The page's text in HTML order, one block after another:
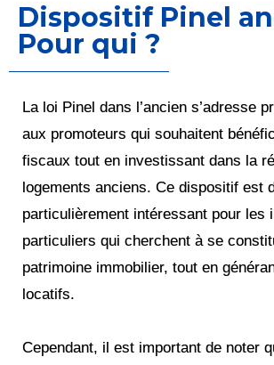
Dispositif Pinel
Pour qui ?
La loi Pinel dans l’ancien s’adresse
aux promoteurs qui souhaitent
fiscaux tout en investissant dans la
logements anciens. Ce dispositif est
particulièrement intéressant pour les
particuliers qui cherchent à se
patrimoine immobilier, tout en
locatifs.
Cependant, il est important de noter